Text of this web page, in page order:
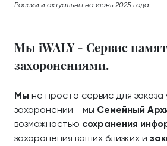
России и актуальны на июнь 2025 года.
Мы iWALY - Сервис
захоронениями.
Мы не просто сервис для заказа
захоронений - мы Семейный
возможностью сохранения
захоронения ваших близких и